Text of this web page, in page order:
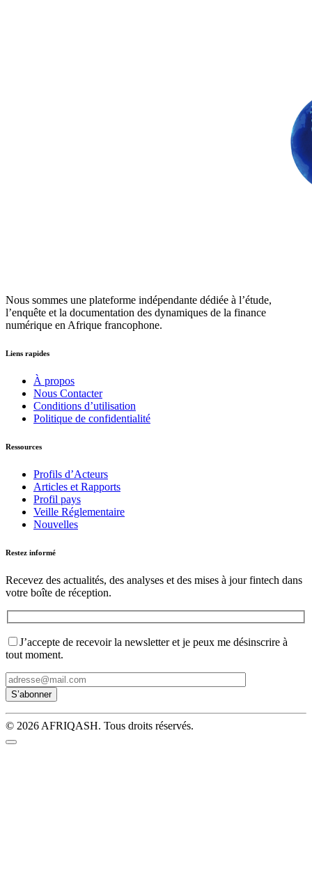
Nous sommes une plateforme indépendante dédiée à l’étude,
l’enquête et la documentation des dynamiques de la finance
numérique en Afrique francophone.
Liens rapides
À propos
Nous Contacter
Conditions d’utilisation
Politique de confidentialité
Ressources
Profils d’Acteurs
Articles et Rapports
Profil pays
Veille Réglementaire
Nouvelles
Restez informé
Recevez des actualités, des analyses et des mises à jour fintech dans
votre boîte de réception.
J’accepte de recevoir la newsletter et je peux me désinscrire à
tout moment.
© 2026 AFRIQASH. Tous droits réservés.